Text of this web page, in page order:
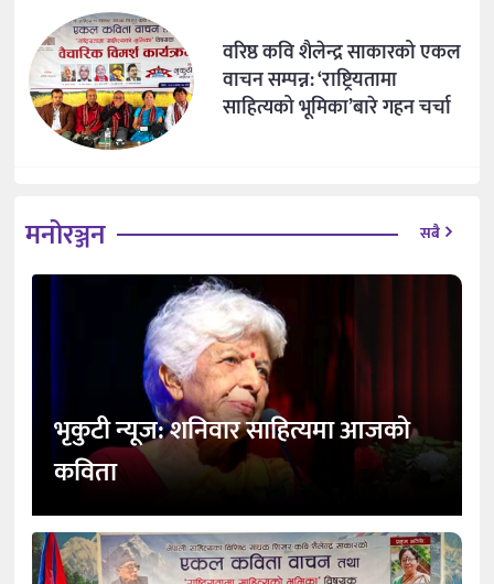
वरिष्ठ कवि शैलेन्द्र साकारको एकल
वाचन सम्पन्न: ‘राष्ट्रियतामा
साहित्यको भूमिका’बारे गहन चर्चा
मनोरञ्जन सबै
भृकुटी न्यूज: शनिवार साहित्यमा आजको
कविता